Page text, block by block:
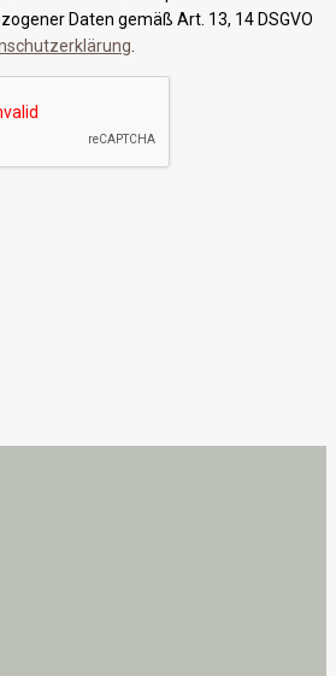
Daten gemäß Art. 13, 14 DSGVO